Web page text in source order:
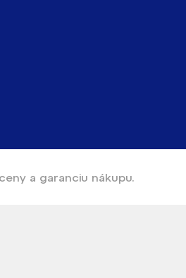
a garanciu nákupu.